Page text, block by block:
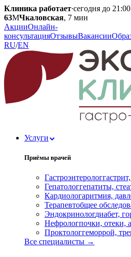
Клиника работает·сегодня до 21:00
63МЧкаловская, 7 мин
АкцииОнлайн-
консультацияОтзывыВакансии
RU/EN
Услуги
Приёмы врачей
Гастроэнтеролог
Гепатологгепатиты,
Кардиологаритмия,
Терапевтобщее
Эндокринологдиабет,
Нефрологпочки, отеки,
Проктологгеморрой,
Все специалисты →